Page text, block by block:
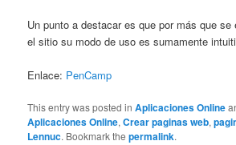
Un punto a destacar es que por más que se
el sitio su modo de uso es sumamente
Enlace: PenCamp
This entry was posted inAplicaciones Online
Aplicaciones Online,Crear paginas web,
Lennuc. Bookmark thepermalink.